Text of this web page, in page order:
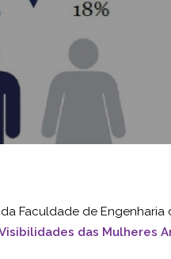
Faculdade de Engenharia
das Mulheres